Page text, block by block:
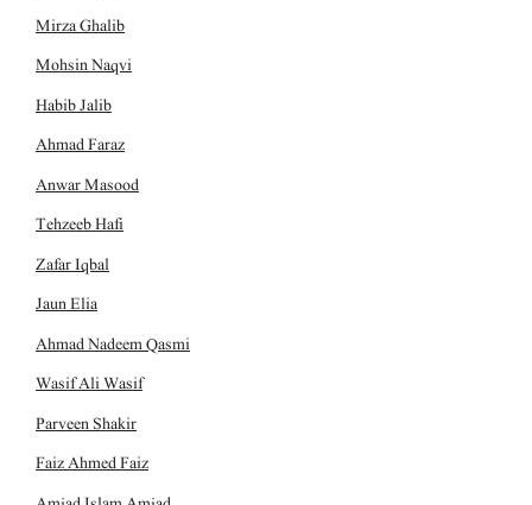
Mirza Ghalib
Mohsin Naqvi
Habib Jalib
Ahmad Faraz
Anwar Masood
Tehzeeb Hafi
Zafar Iqbal
Jaun Elia
Ahmad Nadeem Qasmi
Wasif Ali Wasif
Parveen Shakir
Faiz Ahmed Faiz